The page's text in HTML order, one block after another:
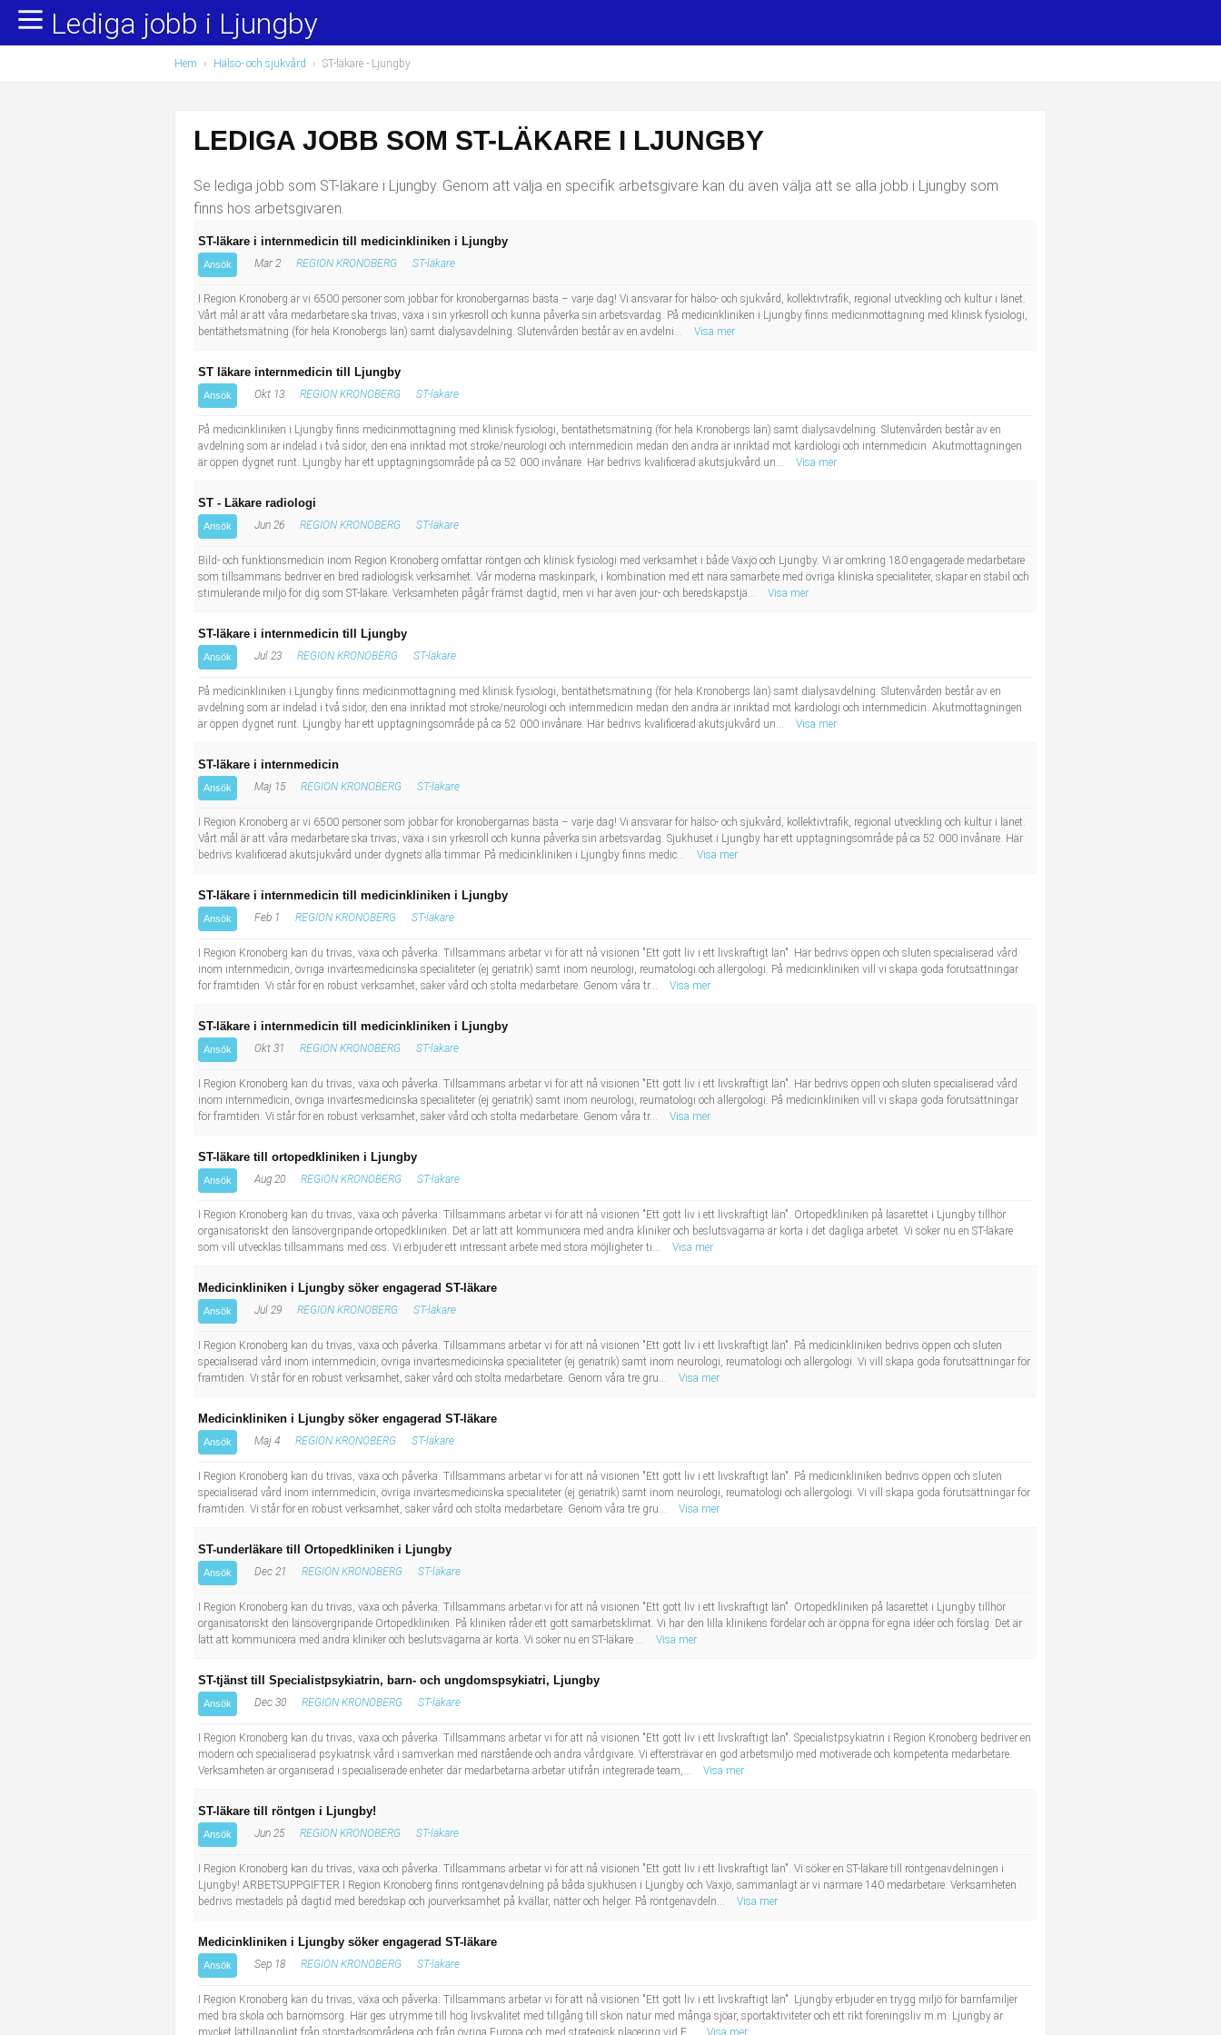
Yrkesområden
Administration, ekonomi, juridik
Försäljning, inköp, marknadsföring
Hotell, restaurang, storhushåll
Installation, drift, underhåll
Kropps- och skönhetsvård
Naturvetenskapligt arbete
Sanering och renhållning
Populära jobb
Undersköterska, hemtjänst och äldreboende
Lärare i förskola/Förskollärare
Bussförare/Busschaufför
Behandlingsassistent/Socialpedagog
Tidningsbud/Tidningsdistributör
Lärare i fritidshem/Fritidspedagog
Taxiförare/Taxichaufför
Läkarsekreterare/Vårdadmin/Medicinsk sekreterare
Informatör/Kommunikatör
Sjuksköterska, grundutbildad
Lediga jobb i Ljungby
Hem › Hälso- och sjukvård › ST-läkare - Ljungby
LEDIGA JOBB SOM ST-LÄKARE I LJUNGBY
Se lediga jobb som ST-läkare i Ljungby. Genom att välja en specifik arbetsgivare kan du även välja att se alla jobb i Ljungby som
finns hos arbetsgivaren.
ST-läkare i internmedicin till medicinkliniken i Ljungby
Ansök Mar 2 REGION KRONOBERG ST-läkare
I Region Kronoberg är vi 6500 personer som jobbar för kronobergarnas bästa – varje dag! Vi ansvarar för hälso- och sjukvård, kollektivtrafik, regional utveckling och kultur i länet.
Vårt mål är att våra medarbetare ska trivas, växa i sin yrkesroll och kunna påverka sin arbetsvardag. På medicinkliniken i Ljungby finns medicinmottagning med klinisk fysiologi,
bentäthetsmätning (för hela Kronobergs län) samt dialysavdelning. Slutenvården består av en avdelni...
Visa mer
ST läkare internmedicin till Ljungby
Ansök Okt 13 REGION KRONOBERG ST-läkare
På medicinkliniken i Ljungby finns medicinmottagning med klinisk fysiologi, bentäthetsmätning (för hela Kronobergs län) samt dialysavdelning. Slutenvården består av en
avdelning som är indelad i två sidor, den ena inriktad mot stroke/neurologi och internmedicin medan den andra är inriktad mot kardiologi och internmedicin. Akutmottagningen
är öppen dygnet runt. Ljungby har ett upptagningsområde på ca 52 000 invånare. Här bedrivs kvalificerad akutsjukvård un...
Visa mer
ST - Läkare radiologi
Ansök Jun 26 REGION KRONOBERG ST-läkare
Bild- och funktionsmedicin inom Region Kronoberg omfattar röntgen och klinisk fysiologi med verksamhet i både Växjö och Ljungby. Vi är omkring 180 engagerade medarbetare
som tillsammans bedriver en bred radiologisk verksamhet. Vår moderna maskinpark, i kombination med ett nära samarbete med övriga kliniska specialiteter, skapar en stabil och
stimulerande miljö för dig som ST-läkare. Verksamheten pågår främst dagtid, men vi har även jour- och beredskapstjä...
Visa mer
ST-läkare i internmedicin till Ljungby
Ansök Jul 23 REGION KRONOBERG ST-läkare
På medicinkliniken i Ljungby finns medicinmottagning med klinisk fysiologi, bentäthetsmätning (för hela Kronobergs län) samt dialysavdelning. Slutenvården består av en
avdelning som är indelad i två sidor, den ena inriktad mot stroke/neurologi och internmedicin medan den andra är inriktad mot kardiologi och internmedicin. Akutmottagningen
är öppen dygnet runt. Ljungby har ett upptagningsområde på ca 52 000 invånare. Här bedrivs kvalificerad akutsjukvård un...
Visa mer
ST-läkare i internmedicin
Ansök Maj 15 REGION KRONOBERG ST-läkare
I Region Kronoberg är vi 6500 personer som jobbar för kronobergarnas bästa – varje dag! Vi ansvarar för hälso- och sjukvård, kollektivtrafik, regional utveckling och kultur i länet.
Vårt mål är att våra medarbetare ska trivas, växa i sin yrkesroll och kunna påverka sin arbetsvardag. Sjukhuset i Ljungby har ett upptagningsområde på ca 52 000 invånare. Här
bedrivs kvalificerad akutsjukvård under dygnets alla timmar. På medicinkliniken i Ljungby finns medic...
Visa mer
ST-läkare i internmedicin till medicinkliniken i Ljungby
Ansök Feb 1 REGION KRONOBERG ST-läkare
I Region Kronoberg kan du trivas, växa och påverka. Tillsammans arbetar vi för att nå visionen "Ett gott liv i ett livskraftigt län". Här bedrivs öppen och sluten specialiserad vård
inom internmedicin, övriga invärtesmedicinska specialiteter (ej geriatrik) samt inom neurologi, reumatologi och allergologi. På medicinkliniken vill vi skapa goda förutsättningar
för framtiden. Vi står för en robust verksamhet, säker vård och stolta medarbetare. Genom våra tr...
Visa mer
ST-läkare i internmedicin till medicinkliniken i Ljungby
Ansök Okt 31 REGION KRONOBERG ST-läkare
I Region Kronoberg kan du trivas, växa och påverka. Tillsammans arbetar vi för att nå visionen "Ett gott liv i ett livskraftigt län". Här bedrivs öppen och sluten specialiserad vård
inom internmedicin, övriga invärtesmedicinska specialiteter (ej geriatrik) samt inom neurologi, reumatologi och allergologi. På medicinkliniken vill vi skapa goda förutsättningar
för framtiden. Vi står för en robust verksamhet, säker vård och stolta medarbetare. Genom våra tr...
Visa mer
ST-läkare till ortopedkliniken i Ljungby
Ansök Aug 20 REGION KRONOBERG ST-läkare
I Region Kronoberg kan du trivas, växa och påverka. Tillsammans arbetar vi för att nå visionen "Ett gott liv i ett livskraftigt län". Ortopedkliniken på lasarettet i Ljungby tillhör
organisatoriskt den länsövergripande ortopedkliniken. Det är lätt att kommunicera med andra kliniker och beslutsvägarna är korta i det dagliga arbetet. Vi söker nu en ST-läkare
som vill utvecklas tillsammans med oss. Vi erbjuder ett intressant arbete med stora möjligheter ti...
Visa mer
Medicinkliniken i Ljungby söker engagerad ST-läkare
Ansök Jul 29 REGION KRONOBERG ST-läkare
I Region Kronoberg kan du trivas, växa och påverka. Tillsammans arbetar vi för att nå visionen "Ett gott liv i ett livskraftigt län". På medicinkliniken bedrivs öppen och sluten
specialiserad vård inom internmedicin, övriga invärtesmedicinska specialiteter (ej geriatrik) samt inom neurologi, reumatologi och allergologi. Vi vill skapa goda förutsättningar för
framtiden. Vi står för en robust verksamhet, säker vård och stolta medarbetare. Genom våra tre gru...
Visa mer
Medicinkliniken i Ljungby söker engagerad ST-läkare
Ansök Maj 4 REGION KRONOBERG ST-läkare
I Region Kronoberg kan du trivas, växa och påverka. Tillsammans arbetar vi för att nå visionen "Ett gott liv i ett livskraftigt län". På medicinkliniken bedrivs öppen och sluten
specialiserad vård inom internmedicin, övriga invärtesmedicinska specialiteter (ej geriatrik) samt inom neurologi, reumatologi och allergologi. Vi vill skapa goda förutsättningar för
framtiden. Vi står för en robust verksamhet, säker vård och stolta medarbetare. Genom våra tre gru...
Visa mer
ST-underläkare till Ortopedkliniken i Ljungby
Ansök Dec 21 REGION KRONOBERG ST-läkare
I Region Kronoberg kan du trivas, växa och påverka. Tillsammans arbetar vi för att nå visionen "Ett gott liv i ett livskraftigt län". Ortopedkliniken på lasarettet i Ljungby tillhör
organisatoriskt den länsövergripande Ortopedkliniken. På kliniken råder ett gott samarbetsklimat. Vi har den lilla klinikens fördelar och är öppna för egna idéer och förslag. Det är
lätt att kommunicera med andra kliniker och beslutsvägarna är korta. Vi söker nu en ST-läkare ...
Visa mer
ST-tjänst till Specialistpsykiatrin, barn- och ungdomspsykiatri, Ljungby
Ansök Dec 30 REGION KRONOBERG ST-läkare
I Region Kronoberg kan du trivas, växa och påverka. Tillsammans arbetar vi för att nå visionen "Ett gott liv i ett livskraftigt län". Specialistpsykiatrin i Region Kronoberg bedriver en
modern och specialiserad psykiatrisk vård i samverkan med närstående och andra vårdgivare. Vi eftersträvar en god arbetsmiljö med motiverade och kompetenta medarbetare.
Verksamheten är organiserad i specialiserade enheter där medarbetarna arbetar utifrån integrerade team,...
Visa mer
ST-läkare till röntgen i Ljungby!
Ansök Jun 25 REGION KRONOBERG ST-läkare
I Region Kronoberg kan du trivas, växa och påverka. Tillsammans arbetar vi för att nå visionen "Ett gott liv i ett livskraftigt län". Vi söker en ST-läkare till röntgenavdelningen i
Ljungby! ARBETSUPPGIFTER I Region Kronoberg finns röntgenavdelning på båda sjukhusen i Ljungby och Växjö, sammanlagt är vi närmare 140 medarbetare. Verksamheten
bedrivs mestadels på dagtid med beredskap och jourverksamhet på kvällar, nätter och helger. På röntgenavdeln...
Visa mer
Medicinkliniken i Ljungby söker engagerad ST-läkare
Ansök Sep 18 REGION KRONOBERG ST-läkare
I Region Kronoberg kan du trivas, växa och påverka. Tillsammans arbetar vi för att nå visionen "Ett gott liv i ett livskraftigt län". Ljungby erbjuder en trygg miljö för barnfamiljer
med bra skola och barnomsorg. Här ges utrymme till hög livskvalitet med tillgång till skön natur med många sjöar, sportaktiviteter och ett rikt föreningsliv m.m. Ljungby är
mycket lättillgängligt från storstadsområdena och från övriga Europa och med strategisk placering vid E...
Visa mer